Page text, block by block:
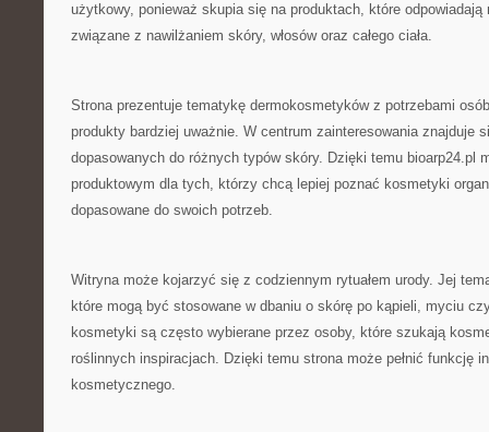
użytkowy, ponieważ skupia się na produktach, które odpowiadają
związane z nawilżaniem skóry, włosów oraz całego ciała.
Strona prezentuje tematykę dermokosmetyków z potrzebami
produkty bardziej uważnie. W centrum zainteresowania znajduje
dopasowanych do różnych typów skóry. Dzięki temu bioarp24.pl
produktowym dla tych, którzy chcą lepiej poznać kosmetyki
dopasowane do swoich potrzeb.
Witryna może kojarzyć się z codziennym rytuałem urody. Jej
które mogą być stosowane w dbaniu o skórę po kąpieli, myciu
kosmetyki są często wybierane przez osoby, które szukają
roślinnych inspiracjach. Dzięki temu strona może pełnić funkcję
kosmetycznego.